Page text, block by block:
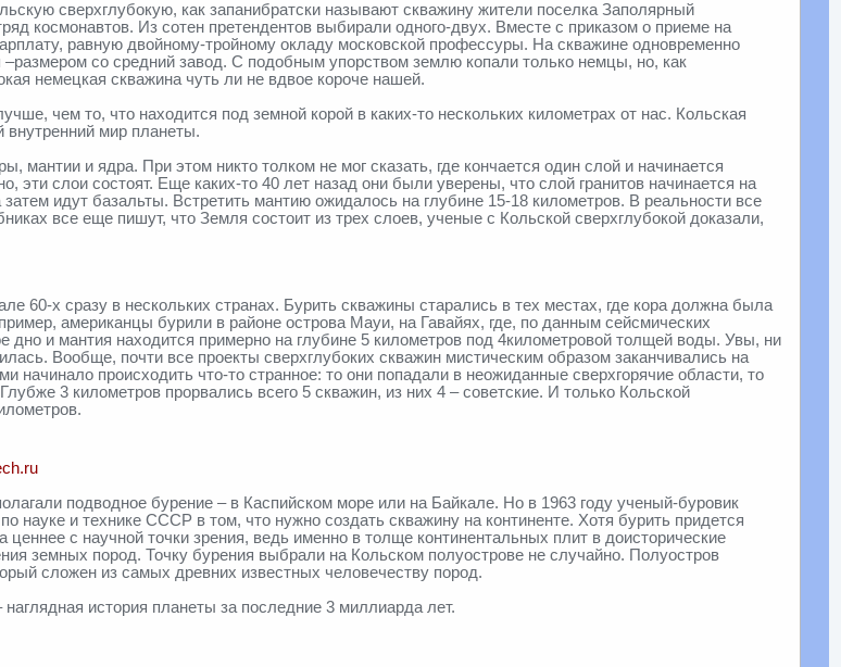
сверхглубокую, как запанибратски называют скважину жители поселка Заполярный
космонавтов. Из сотен претендентов выбирали одного-двух. Вместе с приказом о приеме на
равную двойному-тройному окладу московской профессуры. На скважине одновременно
со средний завод. С подобным упорством землю копали только немцы, но, как
немецкая скважина чуть ли не вдвое короче нашей.
чем то, что находится под земной корой в каких-то нескольких километрах от нас. Кольская
внутренний мир планеты.
мантии и ядра. При этом никто толком не мог сказать, где кончается один слой и начинается
эти слои состоят. Еще каких-то 40 лет назад они были уверены, что слой гранитов начинается на
идут базальты. Встретить мантию ожидалось на глубине 15-18 километров. В реальности все
все еще пишут, что Земля состоит из трех слоев, ученые с Кольской сверхглубокой доказали,
60-х сразу в нескольких странах. Бурить скважины старались в тех местах, где кора должна была
американцы бурили в районе острова Мауи, на Гавайях, где, по данным сейсмических
дно и мантия находится примерно на глубине 5 километров под 4километровой толщей воды. Увы, ни
Вообще, почти все проекты сверхглубоких скважин мистическим образом заканчивались на
начинало происходить что-то странное: то они попадали в неожиданные сверхгорячие области, то
3 километров прорвались всего 5 скважин, из них 4 – советские. И только Кольской
подводное бурение – в Каспийском море или на Байкале. Но в 1963 году ученый-буровик
науке и технике СССР в том, что нужно создать скважину на континенте. Хотя бурить придется
с научной точки зрения, ведь именно в толще континентальных плит в доисторические
земных пород. Точку бурения выбрали на Кольском полуострове не случайно. Полуостров
сложен из самых древних известных человечеству пород.
история планеты за последние 3 миллиарда лет.